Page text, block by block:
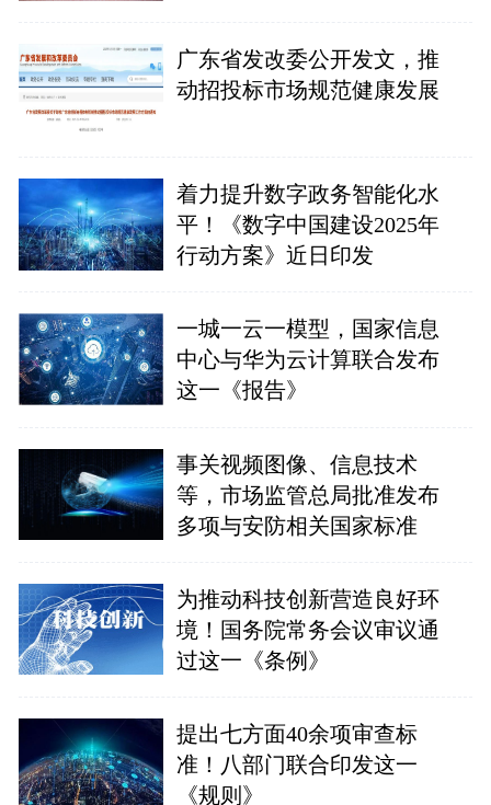
广东省发改委公开发文，推
动招投标市场规范健康发展
着力提升数字政务智能化水
平！《数字中国建设2025年
行动方案》近日印发
一城一云一模型，国家信息
中心与华为云计算联合发布
这一《报告》
事关视频图像、信息技术
等，市场监管总局批准发布
多项与安防相关国家标准
为推动科技创新营造良好环
境！国务院常务会议审议通
过这一《条例》
提出七方面40余项审查标
准！八部门联合印发这一
《规则》